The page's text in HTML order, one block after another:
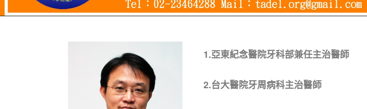
1.亞東紀念醫院牙科部兼任主治醫師
2.台大醫院牙周病科主治醫師